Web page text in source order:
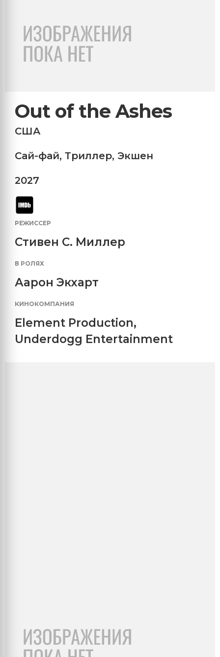
Out of the Ashes
США
Сай-фай, Триллер, Экшен
2027
РЕЖИССЕР
Стивен С. Миллер
В РОЛЯХ
Аарон Экхарт
КИНОКОМПАНИЯ
Element Production,
Underdogg Entertainment